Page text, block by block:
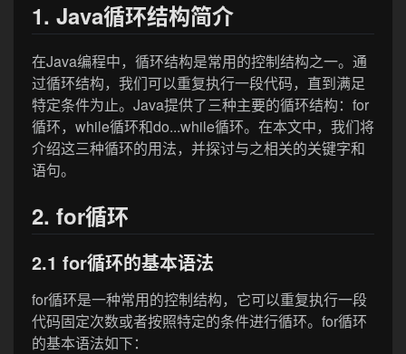
1. Java循环结构简介
在Java编程中，循环结构是常用的控制结构之一。通
过循环结构，我们可以重复执行一段代码，直到满足
特定条件为止。Java提供了三种主要的循环结构：for
循环，while循环和do...while循环。在本文中，我们将
介绍这三种循环的用法，并探讨与之相关的关键字和
语句。
2. for循环
2.1 for循环的基本语法
for循环是一种常用的控制结构，它可以重复执行一段
代码固定次数或者按照特定的条件进行循环。for循环
的基本语法如下：